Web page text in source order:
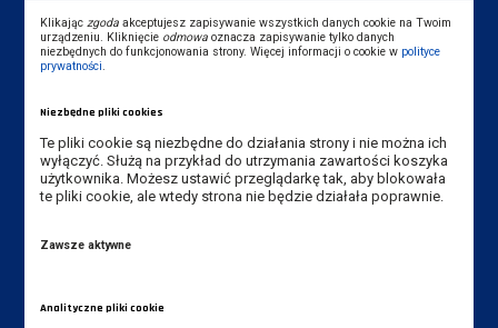
Instytut Gospodarki
Akademia Nauk Stosowanych
im. Jana Amosa Komeńskiego w Lesznie
Klikając zgoda akceptujesz zapisywanie wszystkich danych cookie na Twoim
urządzeniu. Kliknięcie odmowa oznacza zapisywanie tylko danych
niezbędnych do funkcjonowania strony. Więcej informacji o cookie w polityce
prywatności
Niezbędne pliki cookies
Te pliki cookie są niezbędne do działania strony i nie można ich
wyłączyć. Służą na przykład do utrzymania zawartości koszyka
użytkownika. Możesz ustawić przeglądarkę tak, aby blokowała
te pliki cookie, ale wtedy strona nie będzie działała poprawnie.
Zawsze aktywne
Analityczne pliki cookie